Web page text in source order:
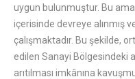
uygun bulunmuştur. Bu
içerisinde devreye alınmış
çalışmaktadır. Bu şekilde,
edilen Sanayi Bölgesindeki
arıtılması imkânına